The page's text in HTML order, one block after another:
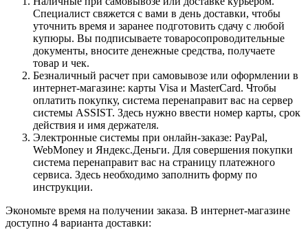
Специалист свяжется с вами в день доставки, чтобы
уточнить время и заранее подготовить сдачу с любой
купюры. Вы подписываете товаросопроводительные
документы, вносите денежные средства, получаете
товар и чек.
Безналичный расчет при самовывозе или оформлении в
интернет-магазине: карты Visa и MasterCard. Чтобы
оплатить покупку, система перенаправит вас на сервер
системы ASSIST. Здесь нужно ввести номер карты, срок
действия и имя держателя.
Электронные системы при онлайн-заказе: PayPal,
WebMoney и Яндекс.Деньги. Для совершения покупки
система перенаправит вас на страницу платежного
сервиса. Здесь необходимо заполнить форму по
инструкции.
Экономьте время на получении заказа. В интернет-магазине
доступно 4 варианта доставки: